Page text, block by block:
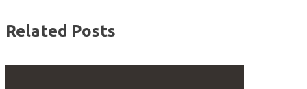
Related Posts